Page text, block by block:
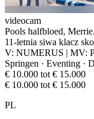
videocam
Pools halfbloed,
11-letnia siwa klacz
V: NUMERUS | MV:
Springen · Eventing ·
€ 10.000 tot € 15.000
€ 10.000 tot € 15.000
PL